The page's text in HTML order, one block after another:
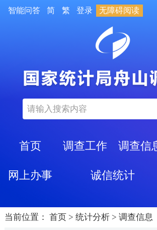
智能问答 简 繁 登录 无障碍阅读
首页 调查工作 调查信
网上办事 诚信统计
当前位置： 首页 > 统计分析 > 调查信息